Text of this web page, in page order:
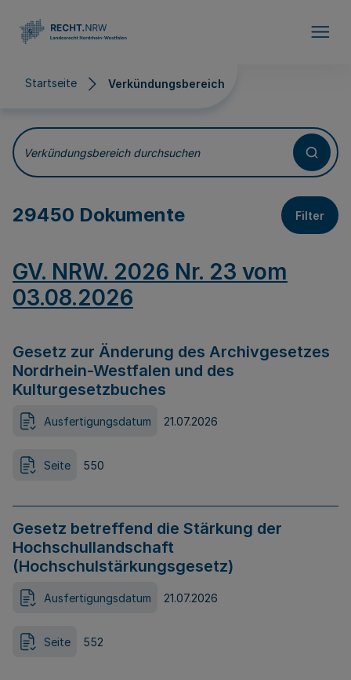
Startseite Verkündungsbereich
Verkündungsbereich
Verkündungsbereich durchsuchen
29450 Dokumente Filter
GV. NRW. 2026 Nr. 23 vom
03.08.2026
Gesetz zur Änderung des Archivgesetzes
Nordrhein-Westfalen und des
Kulturgesetzbuches
Ausfertigungsdatum 21.07.2026
Seite 550
Gesetz betreffend die Stärkung der
Hochschullandschaft
(Hochschulstärkungsgesetz)
Ausfertigungsdatum 21.07.2026
Seite 552